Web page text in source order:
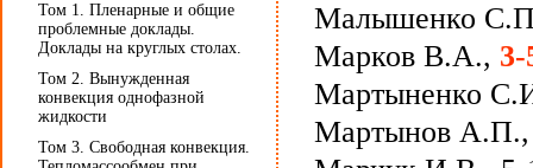
Том 1. Пленарные и общие
проблемные доклады.
Доклады на круглых столах.
Том 2. Вынужденная
конвекция однофазной
жидкости
Том 3. Свободная конвекция.
Малышенко
Марков В.А., 3-
Мартыненко
Мартынов